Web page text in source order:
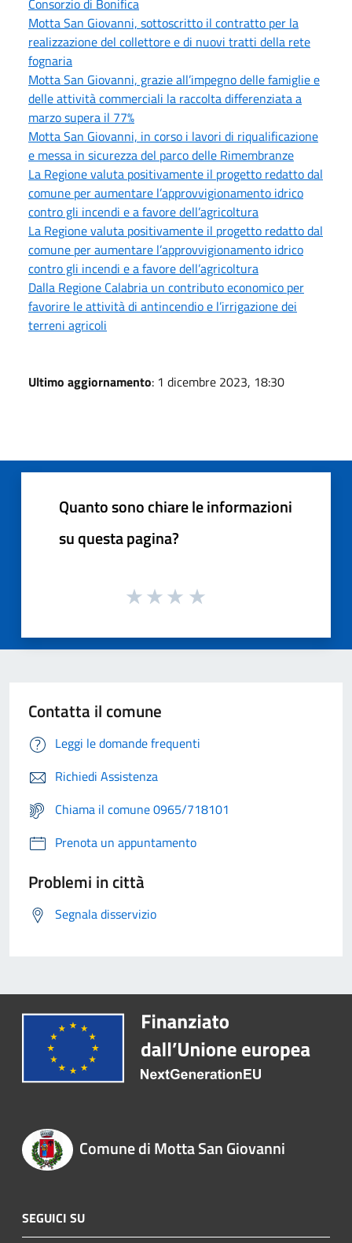
Motta San Giovanni, sottoscritto il contratto per la
realizzazione del collettore e di nuovi tratti della rete
fognaria
Motta San Giovanni, grazie all’impegno delle famiglie e
delle attività commerciali la raccolta differenziata a
marzo supera il 77%
Motta San Giovanni, in corso i lavori di riqualificazione
e messa in sicurezza del parco delle Rimembranze
La Regione valuta positivamente il progetto redatto dal
comune per aumentare l’approvvigionamento idrico
contro gli incendi e a favore dell’agricoltura
La Regione valuta positivamente il progetto redatto dal
comune per aumentare l’approvvigionamento idrico
contro gli incendi e a favore dell’agricoltura
Dalla Regione Calabria un contributo economico per
favorire le attività di antincendio e l’irrigazione dei
terreni agricoli
Ultimo aggiornamento: 1 dicembre 2023, 18:30
Quanto sono chiare le informazioni
su questa pagina?
Contatta il comune
Leggi le domande frequenti
Richiedi Assistenza
Chiama il comune 0965/718101
Prenota un appuntamento
Problemi in città
Segnala disservizio
Comune di Motta San Giovanni
SEGUICI SU